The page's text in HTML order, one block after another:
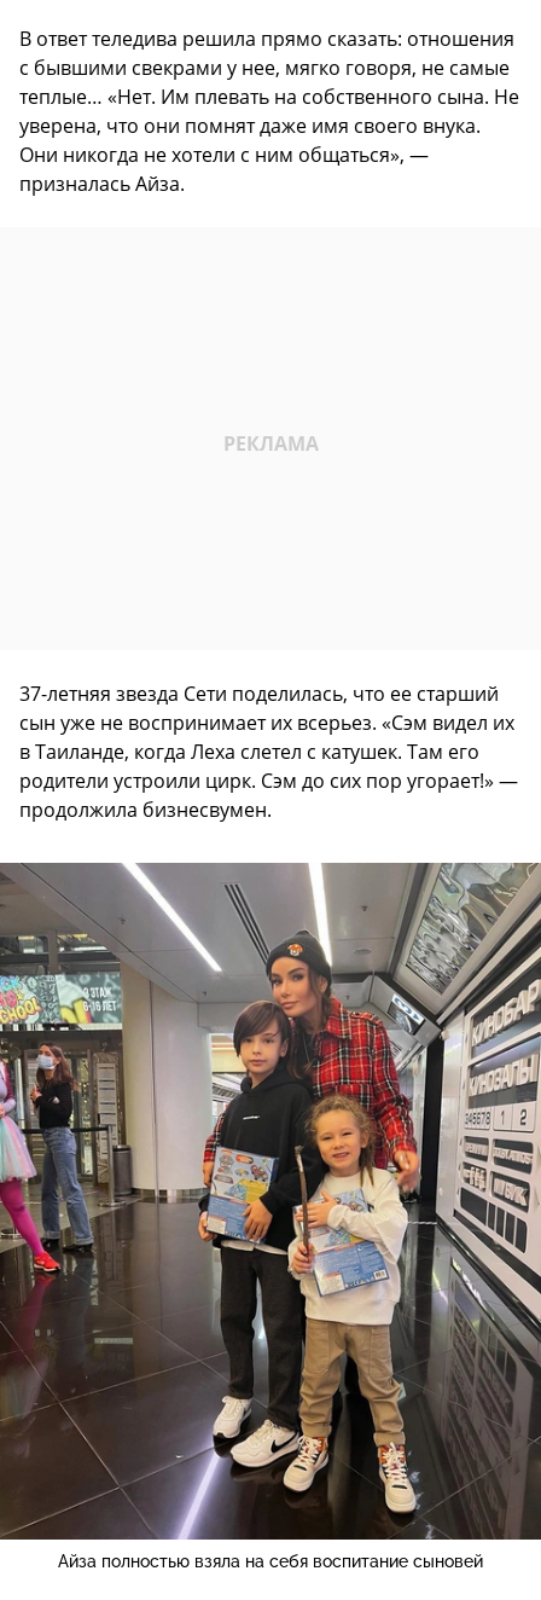
В ответ теледива решила прямо сказать: отношения
с бывшими свекрами у нее, мягко говоря, не самые
теплые… «Нет. Им плевать на собственного сына. Не
уверена, что они помнят даже имя своего внука.
Они никогда не хотели с ним общаться», —
призналась Айза.
37-летняя звезда Сети поделилась, что ее старший
сын уже не воспринимает их всерьез. «Сэм видел их
в Таиланде, когда Леха слетел с катушек. Там его
родители устроили цирк. Сэм до сих пор угорает!» —
продолжила бизнесвумен.
Айза полностью взяла на себя воспитание сыновей